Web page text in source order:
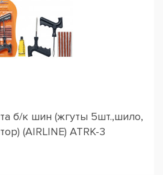
б/к шин (жгуты 5шт.,шило,
(AIRLINE) ATRK-3